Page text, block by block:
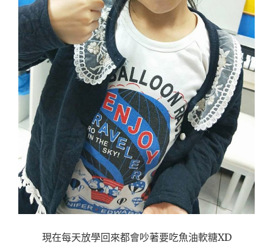
現在每天放學回來都會吵著要吃魚油軟糖XD